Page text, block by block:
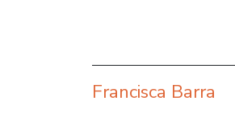
Francisca Barra